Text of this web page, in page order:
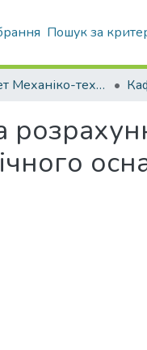
Пошук за
Факультет Механіко-технологічний